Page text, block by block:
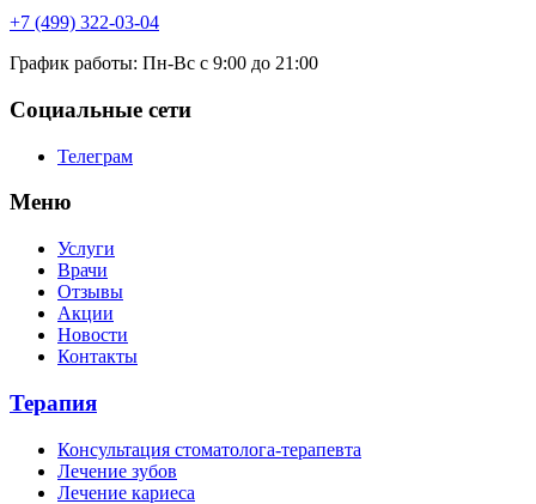
+7 (499) 322-03-04
График работы: Пн-Вс с 9:00 до 21:00
Социальные сети
Телеграм
Меню
Услуги
Врачи
Отзывы
Акции
Новости
Контакты
Терапия
Консультация стоматолога-терапевта
Лечение зубов
Лечение кариеса